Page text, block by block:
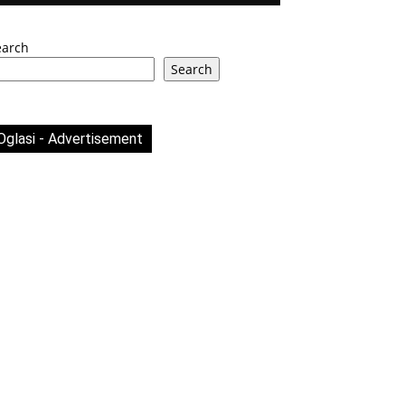
Search
- Advertisement